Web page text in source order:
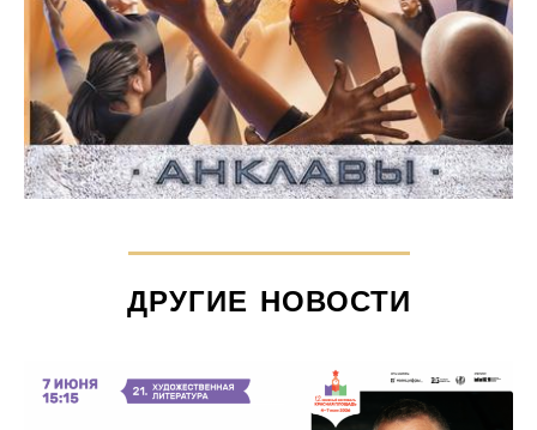
ДРУГИЕ НОВОСТИ